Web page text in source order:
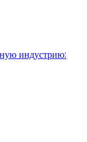
индустрию: